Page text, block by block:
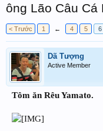
ông Lão Câu Cá
< Trước 1 ← 4 5 6
Dã Tượng
Active Member
Tôm ăn Rêu Yamato.